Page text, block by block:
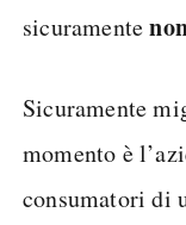
sicuramente
Sicuramente
momento è
consumatori di